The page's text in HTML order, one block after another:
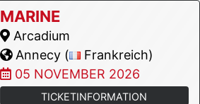
MARINE
Arcadium
Annecy (
Frankreich)
05 NOVEMBER 2026
TICKETINFORMATION